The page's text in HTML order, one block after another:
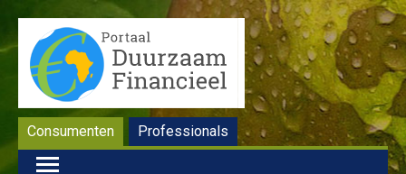
Consumenten Professionals